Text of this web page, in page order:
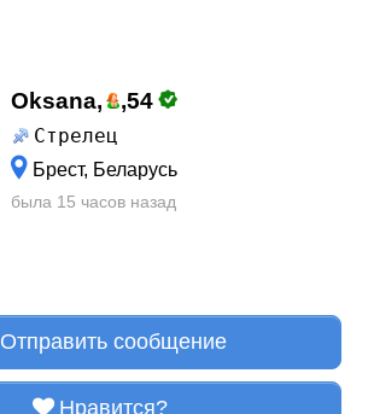
Oksana, ,54
Стрелец
Брест, Беларусь
была 15 часов назад
Отправить сообщение
Нравится?